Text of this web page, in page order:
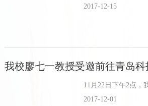
2017-12-15
我校廖七一教授受邀前往青岛
2017-12-01